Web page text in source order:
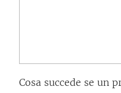
Cosa succede se un